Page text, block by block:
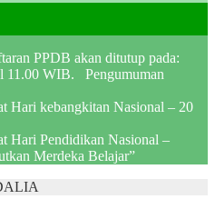
PPDB akan ditutup pada:
11.00 WIB. Pengumuman
Hari kebangkitan Nasional – 20
Hari Pendidikan Nasional –
Merdeka Belajar”